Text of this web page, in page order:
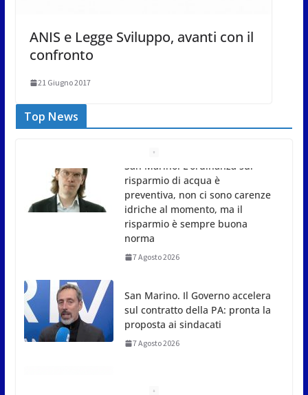
ANIS e Legge Sviluppo, avanti con il
confronto
21 Giugno 2017
Top News
San Marino. Il Governo accelera
sul contratto della PA: pronta la
proposta ai sindacati
7 Agosto 2026
delle vittime e la lezione della
storia per la tutela del lavoro
7 Agosto 2026